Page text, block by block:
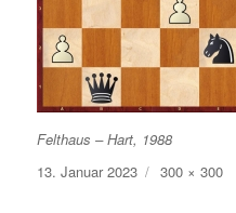
Felthaus – Hart, 1988
Veröffentlicht
am
13. Januar 2023 Volle
Größe
300 × 300